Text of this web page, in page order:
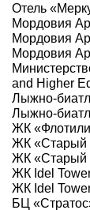
Отель
Мордовия
Мордовия
Мордовия
and Higher
Лыжно-
Лыжно-
ЖК
ЖК «Старый
ЖК «Старый
ЖК Idel
ЖК Idel
БЦ